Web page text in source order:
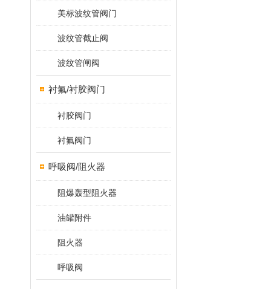
美标波纹管阀门
波纹管截止阀
波纹管闸阀
衬氟/衬胶阀门
衬胶阀门
衬氟阀门
呼吸阀/阻火器
阻爆轰型阻火器
油罐附件
阻火器
呼吸阀